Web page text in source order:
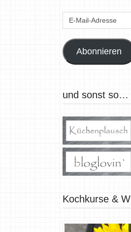
E-
Abonnieren
und sonst so…
Kochkurse &